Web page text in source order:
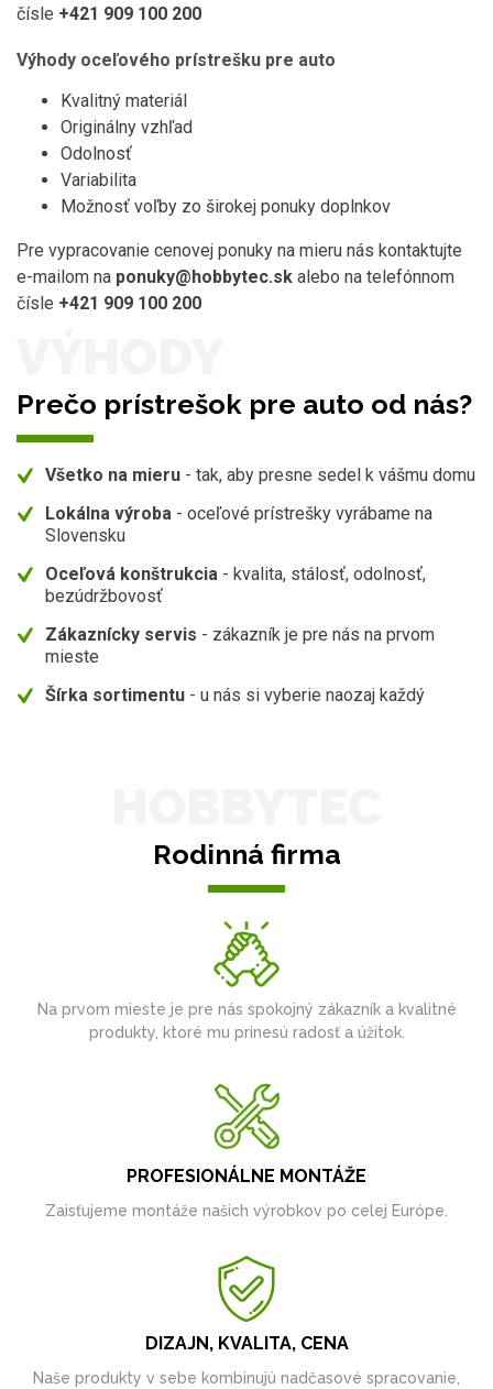
čísle +421 909 100 200
Výhody oceľového prístrešku pre auto
Kvalitný materiál
Originálny vzhľad
Odolnosť
Variabilita
Možnosť voľby zo širokej ponuky doplnkov
Pre vypracovanie cenovej ponuky na mieru nás kontaktujte
e-mailom na ponuky@hobbytec.sk alebo na telefónnom
čísle +421 909 100 200
Prečo prístrešok pre auto od nás?
Všetko na mieru - tak, aby presne sedel k vášmu domu
Lokálna výroba - oceľové prístrešky vyrábame na
Slovensku
Oceľová konštrukcia - kvalita, stálosť, odolnosť,
bezúdržbovosť
Zákaznícky servis - zákazník je pre nás na prvom
mieste
Šírka sortimentu - u nás si vyberie naozaj každý
Rodinná firma
Na prvom mieste je pre nás spokojný zákazník a kvalitné
produkty, ktoré mu prinesú radosť a úžitok.
PROFESIONÁLNE MONTÁŽE
Zaisťujeme montáže našich výrobkov po celej Európe.
DIZAJN, KVALITA, CENA
Naše produkty v sebe kombinujú nadčasové spracovanie,